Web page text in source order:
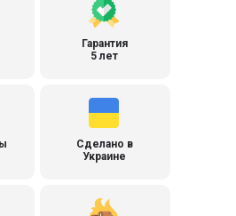
Гарантия
5 лет
Сделано в
Украине